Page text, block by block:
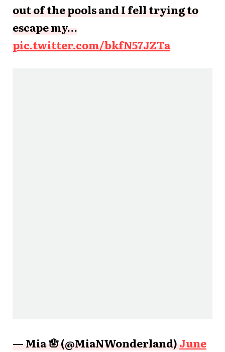
out of the pools and I fell trying to
escape my…
pic.twitter.com/bkfN57JZTa
— Mia 🪬 (@MiaNWonderland)June